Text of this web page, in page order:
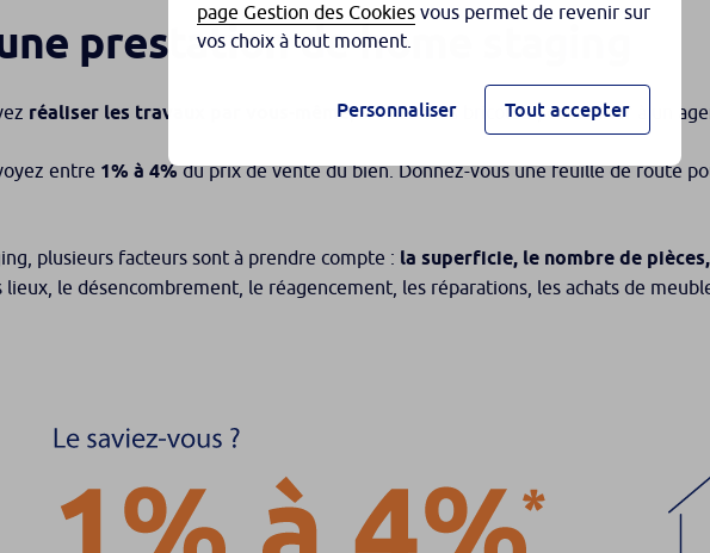
prestation de home staging
réaliser les travaux par vous-même, si vous êtes bricoleur, ou confier à un
entre 1% à 4%du prix de vente du bien. Donnez-vous une feuille de route
plusieurs facteurs sont à prendre compte : la superficie, le nombre de
le désencombrement, le réagencement, les réparations, les achats de
page Gestion des Cookies vous permet de revenir sur
vos choix à tout moment.
Personnaliser Tout accepter